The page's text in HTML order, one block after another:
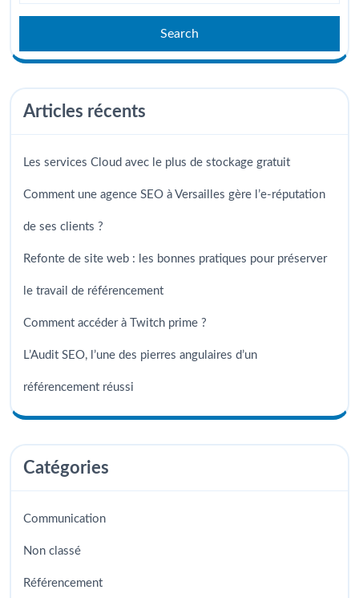
Articles récents
Les services Cloud avec le plus de stockage gratuit
Comment une agence SEO à Versailles gère l’e-réputation
de ses clients ?
Refonte de site web : les bonnes pratiques pour préserver
le travail de référencement
Comment accéder à Twitch prime ?
L’Audit SEO, l’une des pierres angulaires d’un
référencement réussi
Catégories
Communication
Non classé
Référencement